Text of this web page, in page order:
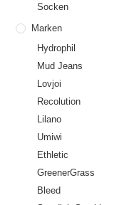
Socken
Marken
Hydrophil
Mud Jeans
Lovjoi
Recolution
Lilano
Umiwi
Ethletic
GreenerGrass
Bleed